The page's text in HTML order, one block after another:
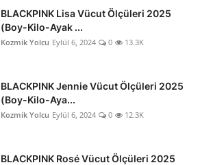
BLACKPINK Lisa Vücut Ölçüleri 2025
(Boy-Kilo-Ayak ...
Kozmik Yolcu Eylül 6, 2024 0 13.3K
BLACKPINK Jennie Vücut Ölçüleri 2025
(Boy-Kilo-Aya...
Kozmik Yolcu Eylül 6, 2024 0 12.3K
BLACKPINK Rosé Vücut Ölçüleri 2025